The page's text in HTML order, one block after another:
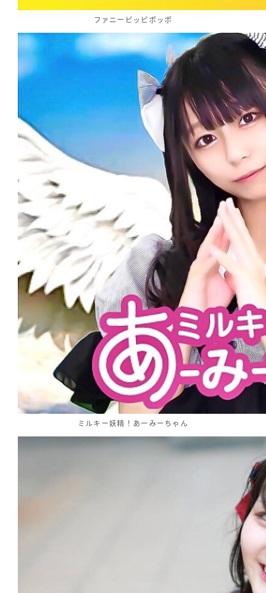
ファニーピッピポッポ
ミルキー妖精！あーみーちゃん